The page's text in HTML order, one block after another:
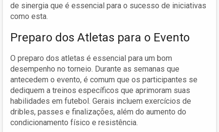
de sinergia que é essencial para o sucesso de iniciativas
como esta.
Preparo dos Atletas para o Evento
O preparo dos atletas é essencial para um bom
desempenho no torneio. Durante as semanas que
antecedem o evento, é comum que os participantes se
dediquem a treinos específicos que aprimoram suas
habilidades em futebol. Gerais incluem exercícios de
dribles, passes e finalizações, além do aumento do
condicionamento físico e resistência.